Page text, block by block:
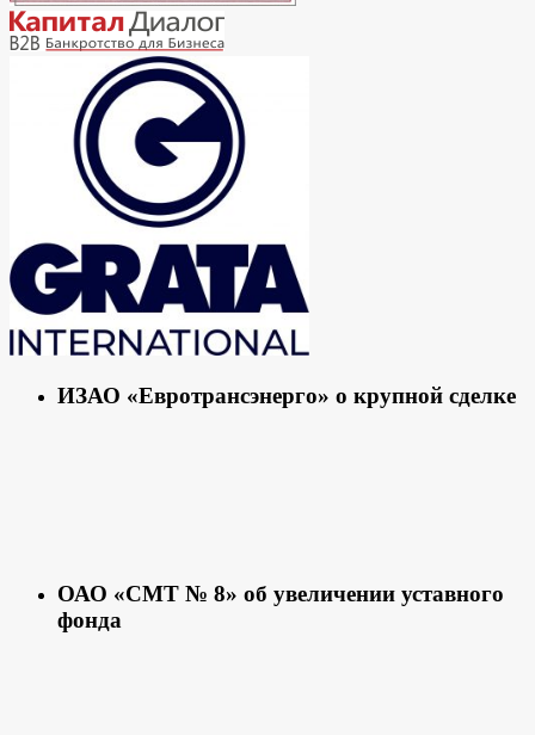
ИЗАО «Евротрансэнерго» о крупной сделке
ОАО «СМТ № 8» об увеличении уставного
фонда